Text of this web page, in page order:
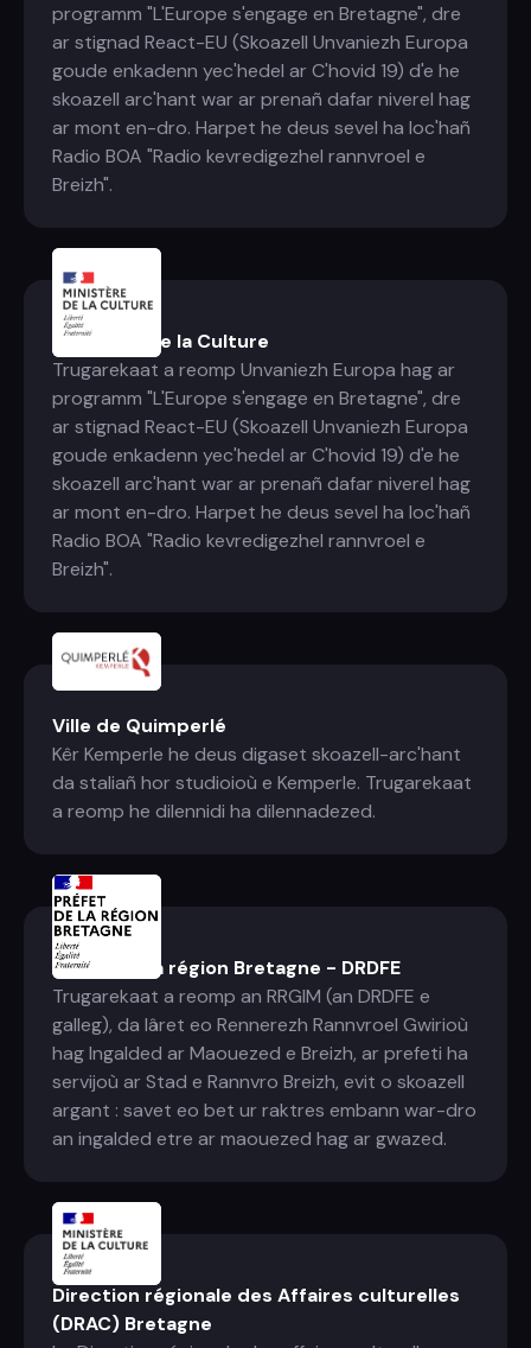
programm "L'Europe s'engage en Bretagne", dre
ar stignad React-EU (Skoazell Unvaniezh Europa
goude enkadenn yec'hedel ar C'hovid 19) d'e he
skoazell arc'hant war ar prenañ dafar niverel hag
ar mont en-dro. Harpet he deus sevel ha loc'hañ
Radio BOA "Radio kevredigezhel rannvroel e
Breizh".
Ministère de la Culture
Trugarekaat a reomp Unvaniezh Europa hag ar
programm "L'Europe s'engage en Bretagne", dre
ar stignad React-EU (Skoazell Unvaniezh Europa
goude enkadenn yec'hedel ar C'hovid 19) d'e he
skoazell arc'hant war ar prenañ dafar niverel hag
ar mont en-dro. Harpet he deus sevel ha loc'hañ
Radio BOA "Radio kevredigezhel rannvroel e
Breizh".
Ville de Quimperlé
Kêr Kemperle he deus digaset skoazell-arc'hant
da staliañ hor studioioù e Kemperle. Trugarekaat
a reomp he dilennidi ha dilennadezed.
Préfet de la région Bretagne - DRDFE
Trugarekaat a reomp an RRGIM (an DRDFE e
galleg), da lâret eo Rennerezh Rannvroel Gwirioù
hag Ingalded ar Maouezed e Breizh, ar prefeti ha
servijoù ar Stad e Rannvro Breizh, evit o skoazell
argant : savet eo bet ur raktres embann war-dro
an ingalded etre ar maouezed hag ar gwazed.
Direction régionale des Affaires culturelles
(DRAC) Bretagne